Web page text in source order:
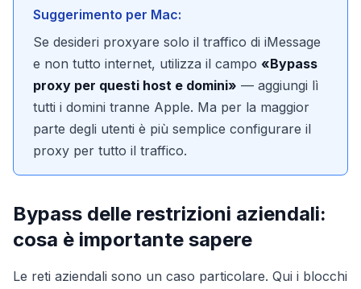
Suggerimento per Mac:
Se desideri proxyare solo il traffico di iMessage
e non tutto internet, utilizza il campo «Bypass
proxy per questi host e domini» — aggiungi lì
tutti i domini tranne Apple. Ma per la maggior
parte degli utenti è più semplice configurare il
proxy per tutto il traffico.
Bypass delle restrizioni aziendali:
cosa è importante sapere
Le reti aziendali sono un caso particolare. Qui i blocchi